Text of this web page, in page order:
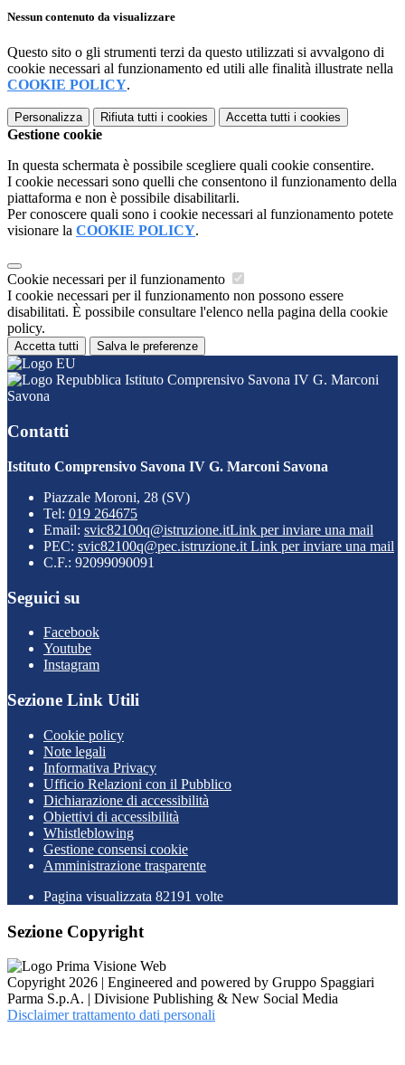
Nessun contenuto da visualizzare
Questo sito o gli strumenti terzi da questo utilizzati si avvalgono di
cookie necessari al funzionamento ed utili alle finalità illustrate nella
COOKIE POLICY.
Personalizza Rifiuta tutti i cookies Accetta tutti i cookies
Gestione cookie
In questa schermata è possibile scegliere quali cookie consentire.
I cookie necessari sono quelli che consentono il funzionamento della
piattaforma e non è possibile disabilitarli.
Per conoscere quali sono i cookie necessari al funzionamento potete
visionare la COOKIE POLICY.
Cookie necessari per il funzionamento
I cookie necessari per il funzionamento non possono essere
disabilitati. È possibile consultare l'elenco nella pagina della cookie
policy.
Accetta tutti Salva le preferenze
Istituto Comprensivo Savona IV G. Marconi
Savona
Contatti
Istituto Comprensivo Savona IV G. Marconi Savona
Piazzale Moroni, 28 (SV)
Tel: 019 264675
Email: svic82100q@istruzione.itLink per inviare una mail
PEC: svic82100q@pec.istruzione.it Link per inviare una mail
C.F.: 92099090091
Seguici su
Facebook
Youtube
Instagram
Sezione Link Utili
Cookie policy
Note legali
Informativa Privacy
Ufficio Relazioni con il Pubblico
Dichiarazione di accessibilità
Obiettivi di accessibilità
Whistleblowing
Gestione consensi cookie
Amministrazione trasparente
Pagina visualizzata 82191 volte
Sezione Copyright
Copyright 2026 | Engineered and powered by Gruppo Spaggiari
Parma S.p.A. | Divisione Publishing & New Social Media
Disclaimer trattamento dati personali